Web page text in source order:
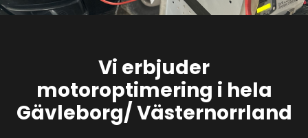
Vi erbjuder
motoroptimering i hela
Gävleborg/ Västernorrland